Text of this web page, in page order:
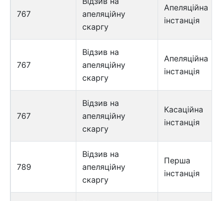
767
апеляційну
скаргу
Апеляційна
інстанція
767
Відзив на
апеляційну
скаргу
Апеляційна
інстанція
767
Відзив на
апеляційну
скаргу
Касаційна
інстанція
789
Відзив на
апеляційну
скаргу
Перша
інстанція